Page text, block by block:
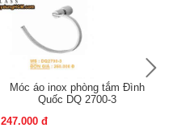
Móc áo inox phòng tắm Đình
Quốc DQ 2700-3
247.000 đ